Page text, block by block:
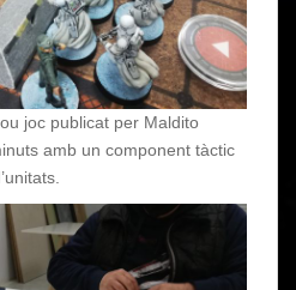
joc publicat per Maldito
amb un component tàctic